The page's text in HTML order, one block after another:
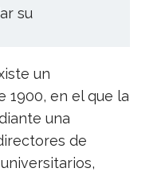
su
un
1900, en el que la
una
de